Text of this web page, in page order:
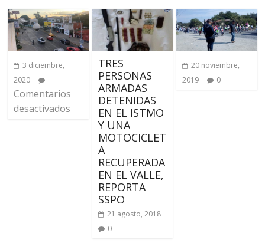
3 diciembre,
2020
Comentarios
desactivados
TRES
PERSONAS
ARMADAS
DETENIDAS
EN EL ISTMO
Y UNA
MOTOCICLET
A
RECUPERADA
EN EL VALLE,
REPORTA
SSPO
21 agosto, 2018
0
20 noviembre,
2019
0